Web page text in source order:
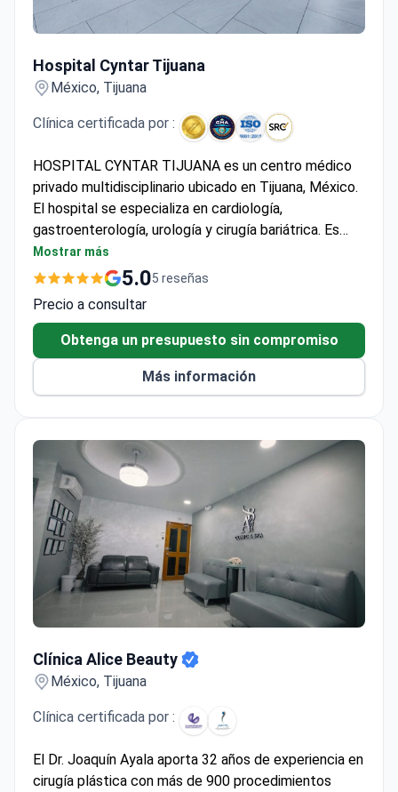
Hospital Cyntar Tijuana
México, Tijuana
Clínica certificada por :
HOSPITAL CYNTAR TIJUANA es un centro médico
privado multidisciplinario ubicado en Tijuana, México.
El hospital se especializa en cardiología,
gastroenterología, urología y cirugía bariátrica. Es
reconocido como un centro de salud binacional
situado en el principal corredor médico entre México
tecnología robótica, infraestructura asistida por
inteligencia artificial y atención internacional en un
sistema unificado. Cuenta con acreditaciones
internacionales reconocidas, incluyendo Joint
Accreditation. HOSPITAL CYNTAR TIJUANA atiende
únicamente a pacientes adultos. Cada año, alrededor
de 1.000 pacientes eligen el hospital para recibir
atención médica. La clínica es visitada con mayor
frecuencia por pacientes de Europa, la
Mancomunidad de Naciones, América Latina, Estados
Unidos, Canadá y Australia.
Mostrar más
5.05 reseñas
Precio a consultar
Obtenga un presupuesto sin compromiso
Más información
Clínica Alice Beauty
México, Tijuana
Clínica certificada por :
El Dr. Joaquín Ayala aporta 32 años de experiencia en
cirugía plástica con más de 900 procedimientos